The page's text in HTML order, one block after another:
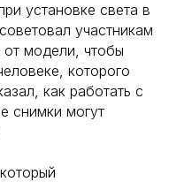
установке света в
участникам
модели, чтобы
которого
как работать с
снимки могут